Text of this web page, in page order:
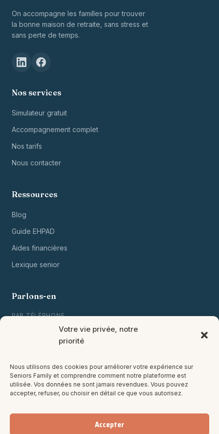
Votre vie privée, notre
priorité
Nous utilisons des cookies pour améliorer votre expérience sur
Seniors Family et comprendre comment notre plateforme est
utilisée. Vos données ne sont jamais revendues. Vous pouvez
accepter, refuser, ou choisir en détail ce que vous autorisez.
Accepter
On accompagne les familles pour trouver
la bonne maison de retraite, sans stress et
sans perte de temps.
Nos services
Simulateur gratuit
Accompagnement complet
Nos tarifs
Nous contacter
Ressources
Blog
Guide EHPAD
Aides financières
Lexique senior
Parlons-en
PAR TÉLÉPHONE
01 80 88 00 00
PAR EMAIL
contact@seniorsfamily.com
NEWSLETTER MENSUELLE